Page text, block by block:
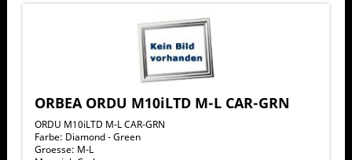
ORBEA ORDU M10iLTD M-L CAR-GRN
ORDU M10iLTD M-L CAR-GRN
Farbe: Diamond - Green
Groesse: M-L